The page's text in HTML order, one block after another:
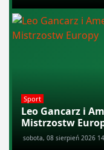
Sport
Leo Gancarz i
Mistrzostw
sobota, 08 sierpień 2026